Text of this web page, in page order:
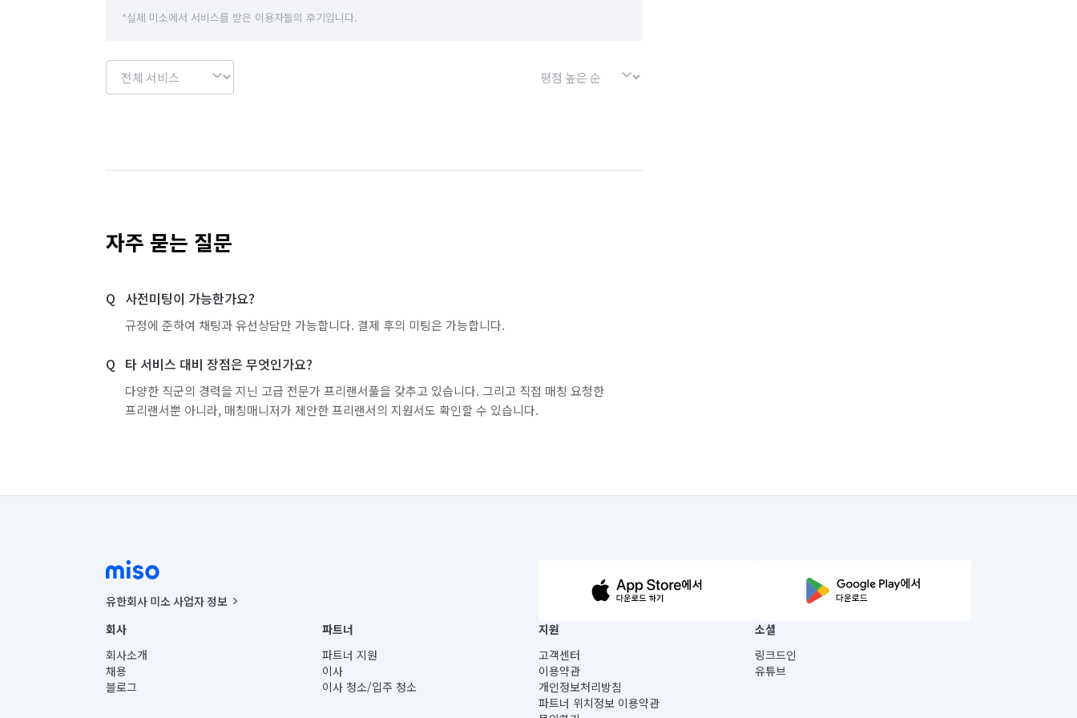
*실제 미소에서 서비스를 받은 이용자들의 후기입니다.
자주 묻는 질문
사전미팅이 가능한가요?
규정에 준하여 채팅과 유선상담만 가능합니다. 결제 후의 미팅은 가능합니다.
타 서비스 대비 장점은 무엇인가요?
다양한 직군의 경력을 지닌 고급 전문가 프리랜서풀을 갖추고 있습니다. 그리고 직접 매칭 요청한
프리랜서뿐 아니라, 매칭매니저가 제안한 프리랜서의 지원서도 확인할 수 있습니다.
유한회사 미소 사업자 정보
사업자등록번호 : 291-87-00271 | 인허가번호 : 2016-3220163-14-5-00019 |
통신판매신고번호 : 2024-서울종로-1400(공정거래위원회 정보) |
대표이사 : CHING VICTOR COLUMBIA RHEE
주소 | 본사: 서울특별시 종로구 율곡로 6(중학동, 트윈트리빌딩) B동 5층
컨택센터 : 서울특별시 종로구 수송동 율곡로 24, 7층, 8층 미소
회사
회사소개
채용
블로그
파트너
파트너 지원
이사
이사 청소/입주 청소
지원
고객센터
이용약관
개인정보처리방침
파트너 위치정보 이용약관
소셜
링크드인
유튜브